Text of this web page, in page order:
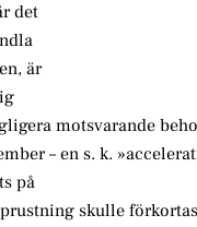
det
är
motsvarande
– en s. k.
på
skulle